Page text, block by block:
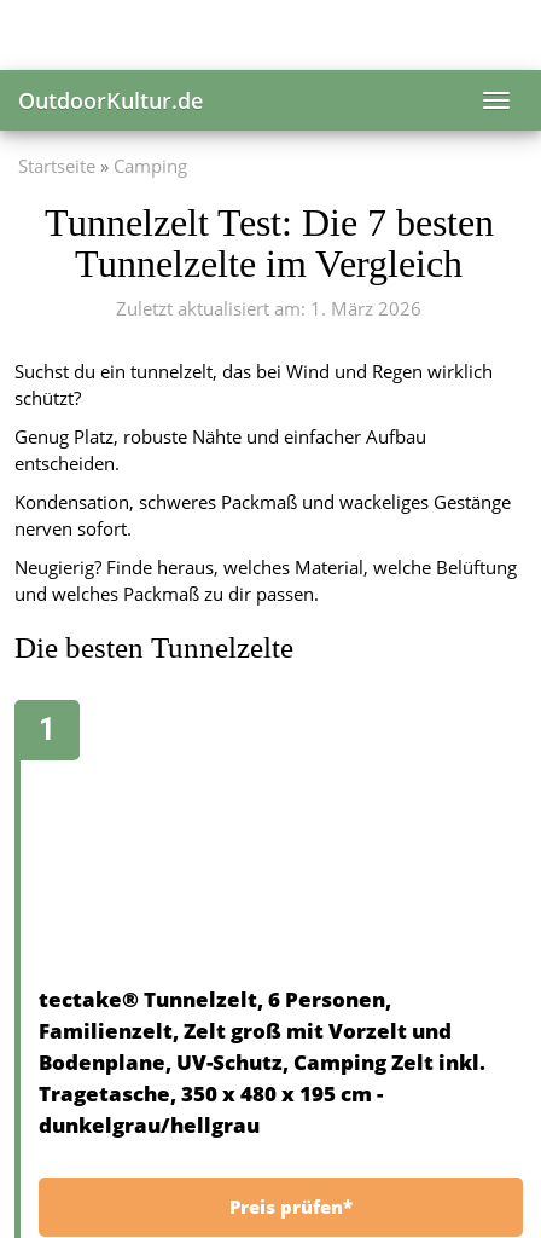
main
content
OutdoorKultur.de
Startseite Camping
Tunnelzelt Test: Die 7 besten
Tunnelzelte im Vergleich
Zuletzt aktualisiert am: 1. März 2026
Suchst du ein tunnelzelt, das bei Wind und Regen wirklich
schützt?
Genug Platz, robuste Nähte und einfacher Aufbau
entscheiden.
Kondensation, schweres Packmaß und wackeliges Gestänge
nerven sofort.
Neugierig? Finde heraus, welches Material, welche Belüftung
und welches Packmaß zu dir passen.
Die besten Tunnelzelte
tectake® Tunnelzelt, 6 Personen,
Familienzelt, Zelt groß mit Vorzelt und
Bodenplane, UV-Schutz, Camping Zelt inkl.
Tragetasche, 350 x 480 x 195 cm -
dunkelgrau/hellgrau
Preis prüfen*